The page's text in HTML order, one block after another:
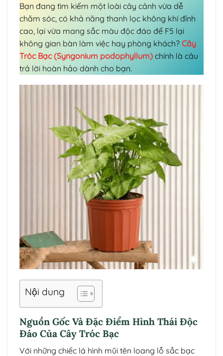
Bạn đang tìm kiếm một loài cây cảnh vừa dễ
chăm sóc, có khả năng thanh lọc không khí đỉnh
cao, lại vừa mang sắc màu độc đáo để F5 lại
không gian bàn làm việc hay phòng khách? Cây
Tróc Bạc (Syngonium podophyllum) chính là câu
trả lời hoàn hảo dành cho bạn.
Nội dung
Nguồn Gốc Và Đặc Điểm Hình Thái Độc
Đáo Của Cây Tróc Bạc
Với những chiếc lá hình mũi tên loang lỗ sắc bạc